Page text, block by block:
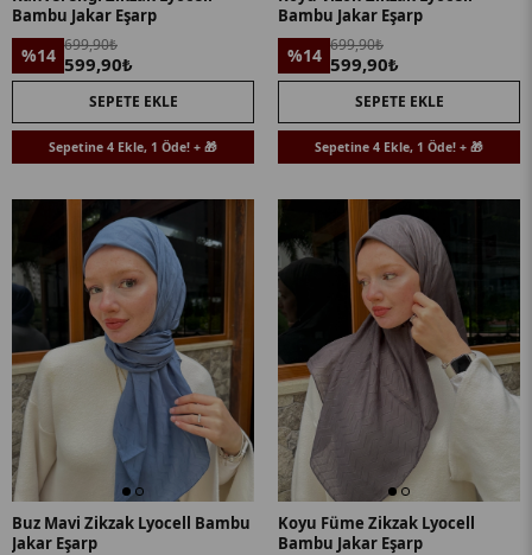
Bambu Jakar Eşarp
%14 699,90₺
599,90₺
SEPETE EKLE
Sepetine 4 Ekle, 1 Öde! + 🎁
Bambu Jakar Eşarp
%14 699,90₺
599,90₺
SEPETE EKLE
Sepetine 4 Ekle, 1 Öde! + 🎁
Buz Mavi Zikzak Lyocell Bambu
Jakar Eşarp
Koyu Füme Zikzak Lyocell
Bambu Jakar Eşarp